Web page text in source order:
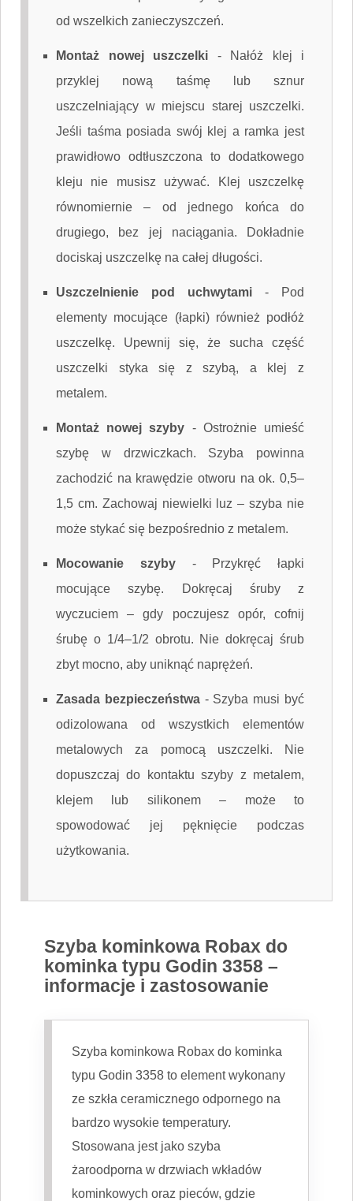
od wszelkich zanieczyszczeń.
Montaż nowej uszczelki -
Nałóż klej i
przyklej nową taśmę lub sznur
uszczelniający w miejscu starej uszczelki.
Jeśli taśma posiada swój klej a ramka jest
prawidłowo odtłuszczona to dodatkowego
kleju nie musisz używać. Klej uszczelkę
równomiernie – od jednego końca do
drugiego, bez jej naciągania. Dokładnie
dociskaj uszczelkę na całej długości.
Uszczelnienie pod uchwytami -
Pod
elementy mocujące (łapki) również podłóż
uszczelkę. Upewnij się, że sucha część
uszczelki styka się z szybą, a klej z
metalem.
Montaż nowej szyby - Ostrożnie umieść
szybę w drzwiczkach. Szyba powinna
zachodzić na krawędzie otworu na ok. 0,5–
1,5 cm. Zachowaj niewielki luz – szyba nie
może stykać się bezpośrednio z metalem.
Mocowanie szyby-
Przykręć łapki
mocujące szybę. Dokręcaj śruby z
wyczuciem – gdy poczujesz opór, cofnij
śrubę o 1/4–1/2 obrotu. Nie dokręcaj śrub
zbyt mocno, aby uniknąć naprężeń.
Zasada bezpieczeństwa- Szyba musi być
odizolowana od wszystkich elementów
metalowych za pomocą uszczelki. Nie
dopuszczaj do kontaktu szyby z metalem,
klejem lub silikonem – może to
spowodować jej pęknięcie podczas
użytkowania.
Szyba kominkowa Robax do
kominka typu Godin 3358 –
informacje i zastosowanie
Szyba kominkowa Robax do kominka
typu Godin 3358 to element wykonany
ze szkła ceramicznego odpornego na
bardzo wysokie temperatury.
Stosowana jest jako szyba
żaroodporna w drzwiach wkładów
kominkowych oraz pieców, gdzie